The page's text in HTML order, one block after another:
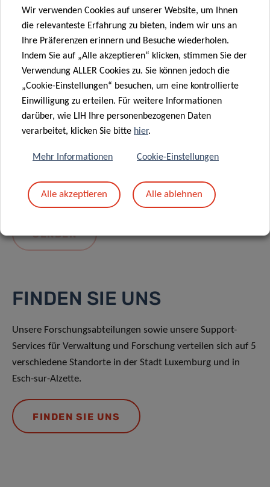
Mit dem Absenden Ihrer Nachricht erklären Sie
Datenschutzrichtlinie.
FINDEN SIE UNS
Unsere Forschungsabteilungen sowie unsere Support-
Services für Verwaltung und Forschung verteilen sich auf 5
verschiedene Standorte in der Stadt Luxemburg und in
Esch-sur-Alzette.
FINDEN SIE UNS
Wir verwenden Cookies auf unserer Website, um Ihnen
die relevanteste Erfahrung zu bieten, indem wir uns an
Ihre Präferenzen erinnern und Besuche wiederholen.
Indem Sie auf „Alle akzeptieren“ klicken, stimmen Sie der
Verwendung ALLER Cookies zu. Sie können jedoch die
„Cookie-Einstellungen“ besuchen, um eine kontrollierte
Einwilligung zu erteilen. Für weitere Informationen
darüber, wie LIH Ihre personenbezogenen Daten
verarbeitet, klicken Sie bitte hier.
Mehr Informationen Cookie-Einstellungen
Alle akzeptieren Alle ablehnen